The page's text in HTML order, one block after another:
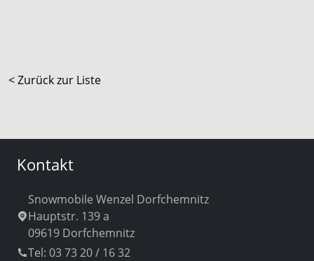
< Zurück zur Liste
Kontakt
Snowmobile Wenzel Dorfchemnitz
Hauptstr. 139 a
09619 Dorfchemnitz
Tel: 03 73 20 / 16 32